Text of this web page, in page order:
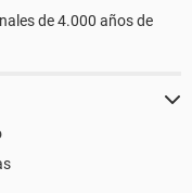
de 4.000 años de